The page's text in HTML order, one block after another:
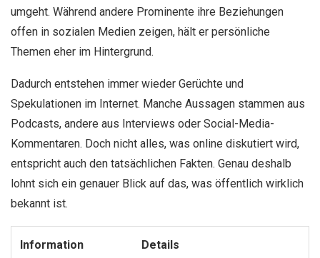
umgeht. Während andere Prominente ihre Beziehungen
offen in sozialen Medien zeigen, hält er persönliche
Themen eher im Hintergrund.
Dadurch entstehen immer wieder Gerüchte und
Spekulationen im Internet. Manche Aussagen stammen aus
Podcasts, andere aus Interviews oder Social-Media-
Kommentaren. Doch nicht alles, was online diskutiert wird,
entspricht auch den tatsächlichen Fakten. Genau deshalb
lohnt sich ein genauer Blick auf das, was öffentlich wirklich
bekannt ist.
Information Details